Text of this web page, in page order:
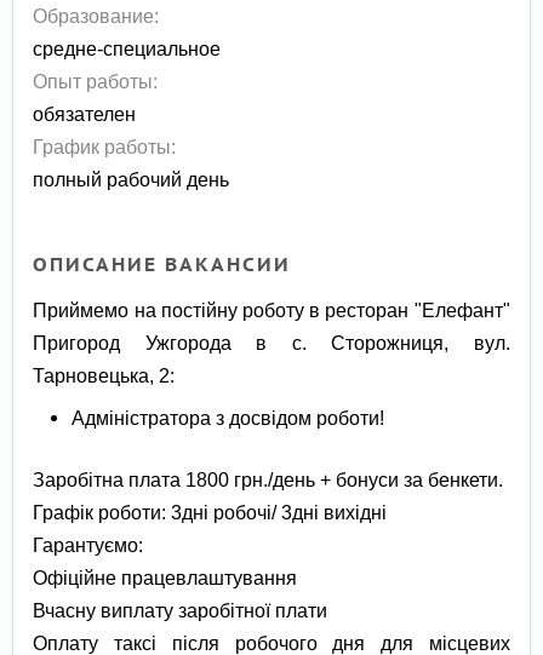
Образование:
средне-специальное
Опыт работы:
обязателен
График работы:
полный рабочий день
ОПИСАНИЕ ВАКАНСИИ
Приймемо на постійну роботу в ресторан "Елефант"
Пригород Ужгорода в с. Сторожниця, вул.
Тарновецька, 2:
Адміністратора з досвідом роботи!
Заробітна плата 1800 грн./день + бонуси за бенкети.
Графік роботи: 3дні робочі/ 3дні вихідні
Гарантуємо:
Офіційне працевлаштування
Вчасну виплату заробітної плати
Оплату таксі після робочого дня для місцевих